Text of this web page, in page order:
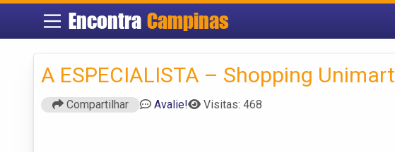
EncontraCampinas
A ESPECIALISTA – Shopping Unimart
Compartilhar Avalie! Visitas: 468